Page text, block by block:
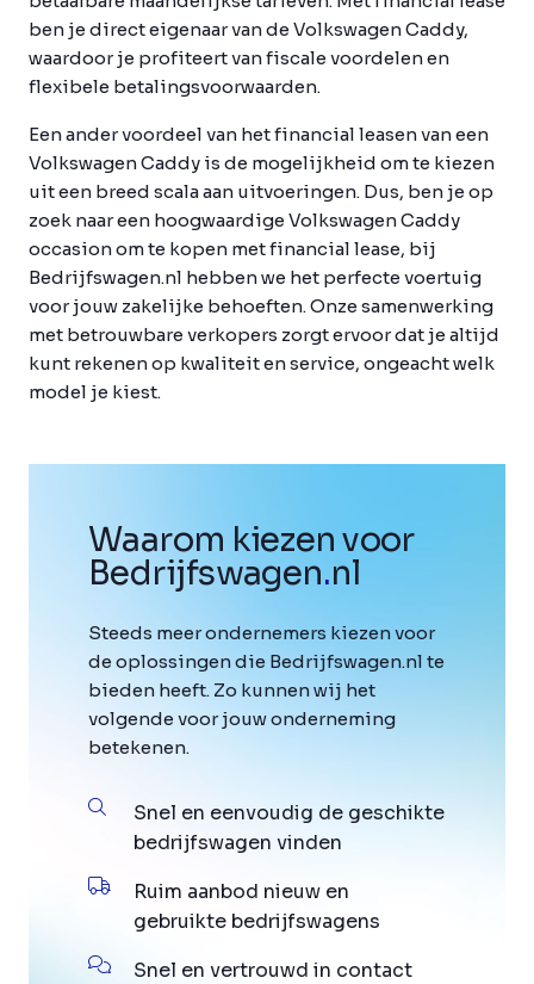
ben je direct eigenaar van de Volkswagen Caddy,
waardoor je profiteert van fiscale voordelen en
flexibele betalingsvoorwaarden.
Een ander voordeel van het financial leasen van een
Volkswagen Caddy is de mogelijkheid om te kiezen
uit een breed scala aan uitvoeringen. Dus, ben je op
zoek naar een hoogwaardige Volkswagen Caddy
occasion om te kopen met financial lease, bij
Bedrijfswagen.nl hebben we het perfecte voertuig
voor jouw zakelijke behoeften. Onze samenwerking
met betrouwbare verkopers zorgt ervoor dat je altijd
kunt rekenen op kwaliteit en service, ongeacht welk
model je kiest.
Waarom kiezen voor
Bedrijfswagen.nl
Steeds meer ondernemers kiezen voor
de oplossingen die Bedrijfswagen.nl te
bieden heeft. Zo kunnen wij het
volgende voor jouw onderneming
betekenen.
Snel en eenvoudig de geschikte
bedrijfswagen vinden
Ruim aanbod nieuw en
gebruikte bedrijfswagens
Snel en vertrouwd in contact